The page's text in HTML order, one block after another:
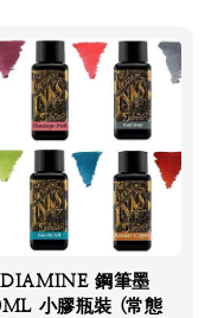
鋼筆墨
小膠瓶裝 (常態